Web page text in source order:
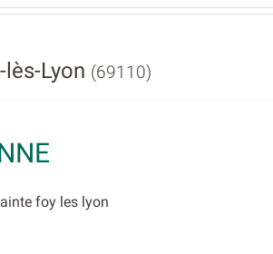
Lyon (69110)
foy les lyon